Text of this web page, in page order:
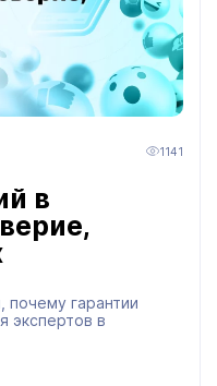
1141
в
почему гарантии
экспертов в